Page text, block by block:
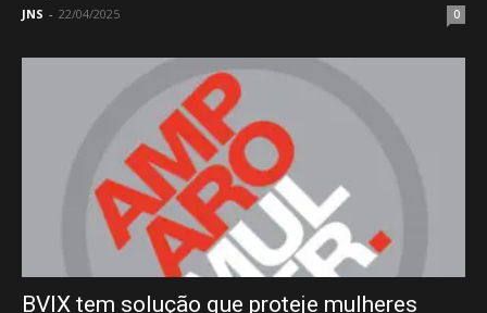
JNS - 22/04/2025 0
BVIX tem solução que proteje mulheres